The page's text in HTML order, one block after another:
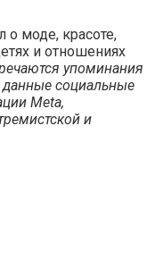
моде, красоте,
и отношениях
упоминания
социальные
Meta,
и